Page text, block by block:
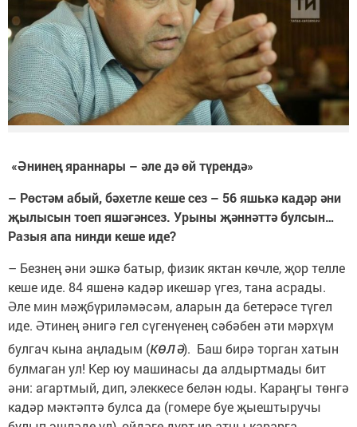
«Әнинең яраннары – әле дә өй түрендә»
– Рөстәм абый, бәхетле кеше сез – 56 яшькә кадәр әни
җылысын тоеп яшәгәнсез. Урыны җәннәттә булсын…
Разыя апа нинди кеше иде?
– Безнең әни эшкә батыр, физик яктан көчле, җор телле
кеше иде. 84 яшенә кадәр икешәр үгез, тана асрады.
Әле мин мәҗбүриләмәсәм, аларын да бетерәсе түгел
иде. Әтинең әнигә гел сүгенүенең сәбәбен әти мәрхүм
булгач кына аңладым (көлә). Баш бирә торган хатын
булмаган ул! Кер юу машинасы да алдыртмады бит
әни: агартмый, дип, элеккесе белән юды. Караңгы төнгә
кадәр мәктәптә булса да (гомере буе җыештыручы